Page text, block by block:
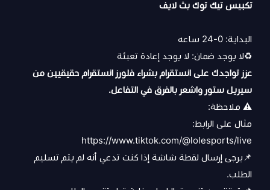
تكبيس تيك توك بث لايف
البداية: 0-24 ساعه
♻️لا يوجد ضمان: لا يوجد إعادة تعبئة
عزز تواجدك على انستقرام بشراء فلورز انستقرام حقيقيين من
سيريل ستور واشعر بالفرق في التفاعل.
⚠ ملاحظة:
مثال على الرابط:
https://www.tiktok.com/@lolesports/live
📌يرجى إرسال لقطة شاشة إذا كنت تدعي أنه لم يتم تسليم
الطلب.